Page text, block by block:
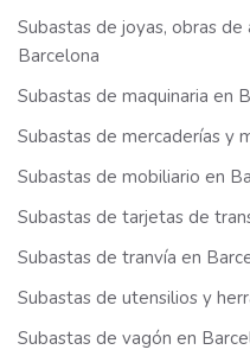
Subastas de joyas, obras
Barcelona
Subastas de maquinaria en
Subastas de mercaderías y
Subastas de mobiliario en
Subastas de tarjetas de
Subastas de tranvía en
Subastas de utensilios y
Subastas de vagón en